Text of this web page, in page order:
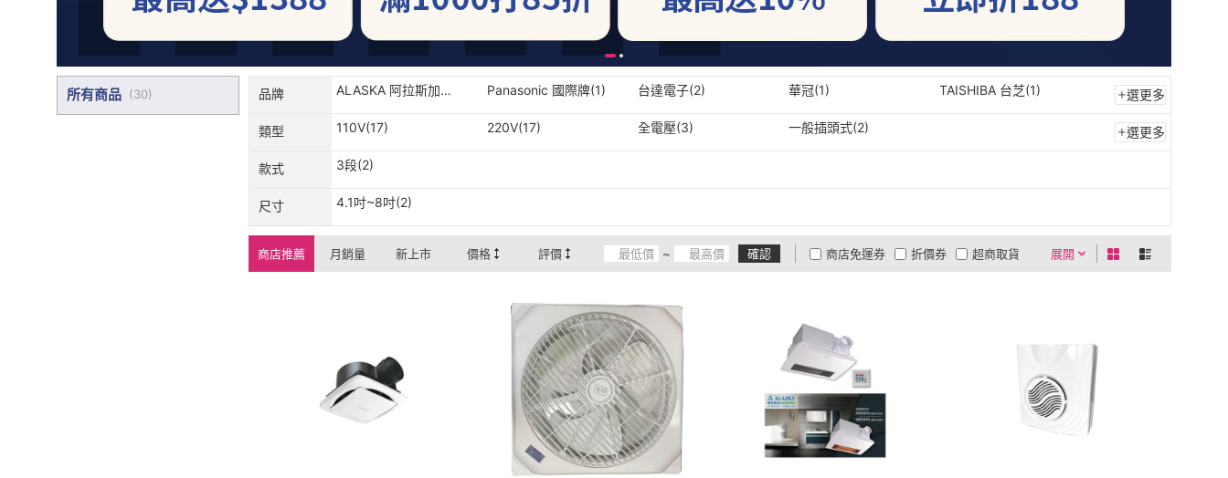
所有商品 (30) 品牌
ALASKA 阿拉斯加
Panasonic 國際牌(1) 台達電子(2) 華冠(1) TAISHIBA 台芝(1) 選更多
類型 110V(17) 220V(17) 全電壓(3) 一般插頭式(2) 選更多
款式 3段(2)
尺寸 4.1吋~8吋(2)
商店推薦 月銷量 新上市 價格 評價 ~ 確認 展開
折價券
有影片
商品有量
超商取貨
商店免運券
0利率